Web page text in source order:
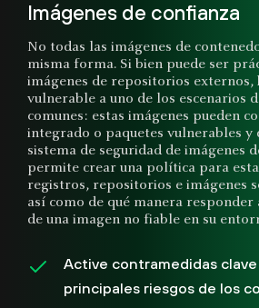
Imágenes de confianza
No todas las imágenes de
misma forma. Si bien puede ser
imágenes de repositorios externos,
vulnerable a uno de los escenarios
comunes: estas imágenes pueden
integrado o paquetes vulnerables y
sistema de seguridad de imágenes
permite crear una política para
registros, repositorios e imágenes
así como de qué manera responder
de una imagen no fiable en su
Active contramedidas clave
principales riesgos de los